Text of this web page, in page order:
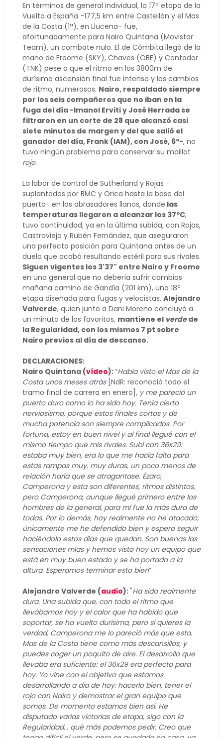
En términos de general individual, la 17ª etapa de la
Vuelta a España -177,5 km entre Castellón y el Mas
de la Costa (1ª), en Llucena- fue,
afortunadamente para Nairo Quintana (Movistar
Team), un combate nulo. El de Cómbita llegó de la
mano de Froome (SKY), Chaves (OBE) y Contador
(TNK) pese a que el ritmo en los 3800m de
durísima ascensión final fue intenso y los cambios
de ritmo, numerosos. Nairo, respaldado siempre
por los seis compañeros que no iban en la
fuga del día -Imanol Erviti y José Herrada se
filtraron en un corte de 28 que alcanzó casi
siete minutos de margen y del que salió el
ganador del día, Frank (IAM), con José, 6º-, no
tuvo ningún problema para conservar su maillot
rojo.
La labor de control de Sutherland y Rojas -
suplantados por BMC y Orica hasta la base del
puerto- en los abrasadores llanos, donde las
temperaturas llegaron a alcanzar los 37ºC,
tuvo continuidad, ya en la última subida, con Rojas,
Castroviejo y Rubén Fernández, que aseguraron
una perfecta posición para Quintana antes de un
duelo que acabó resultando estéril para sus rivales.
Siguen vigentes los 3'37" entre Nairo y Froome
en una general que no debería sufrir cambios
mañana camino de Gandía (201 km), una 18ª
etapa diseñada para fugas y velocistas. Alejandro
Valverde, quien junto a Dani Moreno concluyó a
un minuto de los favoritos, mantiene el verdede
la Regularidad, con los mismos 7 pt sobre
Nairo previos al día de descanso.
DECLARACIONES:
Nairo Quintana (vídeo):“Había visto el Mas de la
Costa unos meses atrás [NdR: reconoció todo el
tramo final de carrera en enero],y me pareció un
puerto duro como lo ha sido hoy. Tenía cierto
nerviosismo, porque estos finales cortos y de
mucha potencia son siempre complicados. Por
fortuna, estoy en buen nivel y al final llegué con el
mismo tiempo que mis rivales. Subí con 36x29:
estaba muy bien, era lo que me hacía falta para
estas rampas muy, muy duras, un poco menos de
relación haría que se atragantase. Ézaro,
Camperona y esta son diferentes, ritmos distintos,
pero Camperona, aunque llegué primero entre los
hombres de la general, para mí fue la más dura de
todas. Por lo demás, hoy realmente no he atacado;
únicamente me he defendido bien y espero seguir
haciéndolo estos días que quedan. Son buenas las
sensaciones mías y hemos visto hoy un equipo que
está en muy buen estado y se ha portado a la
altura. Esperamos terminar esto bien”.
Alejandro Valverde (audio):"Ha sido realmente
dura. Una subida que, con todo el ritmo que
llevábamos hoy y el calor que ha habido que
soportar, se ha vuelto durísima, pero si quieres la
verdad, Camperona me lo pareció más que esta.
Mas de la Costa tiene como más descansillos, y
puedes coger un poquito de aire. El desarrollo que
llevaba era suficiente: el 36x29 era perfecto para
hoy. Yo vine con el objetivo que estamos
desarrollando a día de hoy: hacerlo bien, tener el
rojo con Nairo y demostrar el gran equipo que
somos. De momento estamos bien así. He
disputado varias victorias de etapa, sigo con la
Regularidad... qué más podemos pedir. Creo que